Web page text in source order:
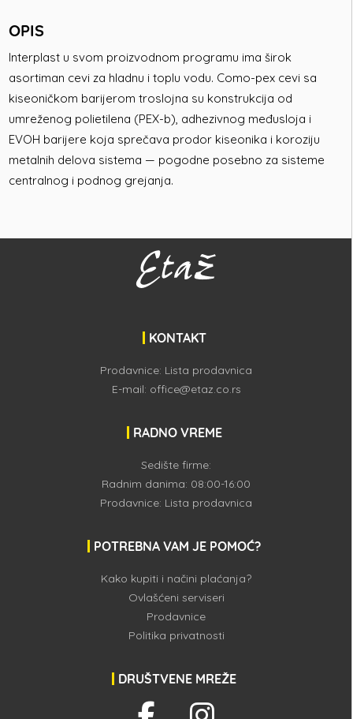
OPIS
Interplast u svom proizvodnom programu ima širok
asortiman cevi za hladnu i toplu vodu. Como-pex cevi sa
kiseoničkom barijerom troslojna su konstrukcija od
umreženog polietilena (PEX-b), adhezivnog međusloja i
EVOH barijere koja sprečava prodor kiseonika i koroziju
metalnih delova sistema — pogodne posebno za sisteme
centralnog i podnog grejanja.
KONTAKT
Prodavnice: Lista prodavnica
E-mail: office@etaz.co.rs
RADNO VREME
Sedište firme:
Radnim danima: 08:00-16:00
Prodavnice: Lista prodavnica
POTREBNA VAM JE POMOĆ?
Kako kupiti i načini plaćanja?
Ovlašćeni serviseri
Prodavnice
Politika privatnosti
DRUŠTVENE MREŽE